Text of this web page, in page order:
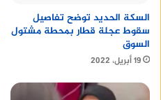
السكة الحديد توضح تفاصيل
سقوط عجلة قطار بمحطة مشتول
السوق
19 أبريل، 2022